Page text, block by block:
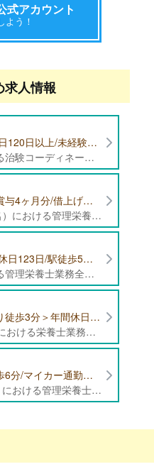
式アカウント
よう！
求人情報
【港区】日勤帯勤務/年間休日120日以上/未経験者歓迎/健康食品の臨床試験に携わる管理栄養士・栄養士の治験コーディネーター募集！
＜企業の施設管理部における治験コーディネーター業務全般＞ ・健康食品の臨床試験に伴う指導 ・スケジュール調整等の被験者管理 ・データ収集、書類作成 ・医療機関にて被験者への説明や誘導 ・栄養指導、栄養計算
【中野区】年間休日123日/賞与4ヶ月分/借上げ住宅制度あり 認定こども園（定員210名）にて管理栄養士・栄養士募集！
＜認定こども園（定員210名）における管理栄養士・栄養士業務全般＞ ・管理栄養士、栄養士業務全般
【渋谷区】日勤帯勤務/年間休日123日/駅徒歩5分/企業（本社配属）にて管理栄養士募集！
＜企業（本社配属）における管理栄養士業務全般＞ ・本社および在宅（週1日程度）で、運営・受託する保育園（約50箇所）の管理栄養士・マネジメント業務全般 ・調理指導、育成 ・調理代行※欠員時 ・衛生管理 ・献立作成 ・食材発注 ・園長、調理スタッフとの給食会議 ・クライアント企業との給食会議（食育等の企画提案） ・採用業務（面接・施設見学同行）など ・担当保育園の定期巡回（直行やオンライン対応あり） ※23区内の認可保育園や、事業所内保育園（市川市、古河市、厚木市・追浜等）
【大田区】＜「長原駅」より徒歩3分＞年間休日120日以上/最大10連休取得可能/日勤帯勤務のみ 認可保育園（定員73名）にて、栄養士の募集！
＜認可保育園（定員73名）における栄養士業務全般＞ ・調理（朝おやつ・給食・おやつ・補食） ・盛付け、片づけ ・食育、保育室への給食ラウンド、事務業務 ・調理室のお掃除、備蓄の確認、発注など ※定員:73名(0歳児6名、1歳歳児10名、2歳児12名、3歳-5歳児各15名)
【練馬区】氷川台駅より徒歩6分/マイカー通勤可能/年間休日120日/賞与高水準 認可保育園（定員101名）にて管理栄養士・栄養士・調理師募集！
＜認可保育園（定員101名）における管理栄養士・栄養士・調理師業務全般＞ ・調理業務全般 ・離乳食、アレルギー除去食対応 ・食育活動